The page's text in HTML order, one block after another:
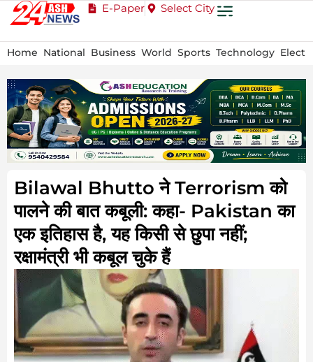
E-Paper Select City
Home National Business World Sports Technology
Bilawal Bhutto ने Terrorism को
पालने की बात कबूली: कहा- Pakistan का
एक इतिहास है, यह किसी से छुपा नहीं;
रक्षामंत्री भी कबूल चुके हैं